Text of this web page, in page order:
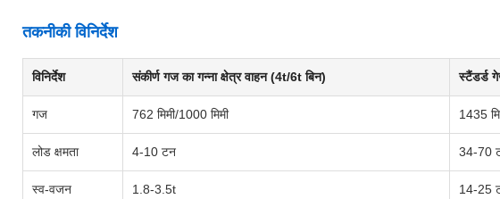
तकनीकी विनिर्देश
विनिर्देश संकीर्ण गज का गन्ना क्षेत्र वाहन (4t/6t बिन) स्टैंडर्ड
गज 762 मिमी/1000 मिमी 1435
लोड क्षमता 4-10 टन 34-70
स्व-वजन 1.8-3.5t 14-25